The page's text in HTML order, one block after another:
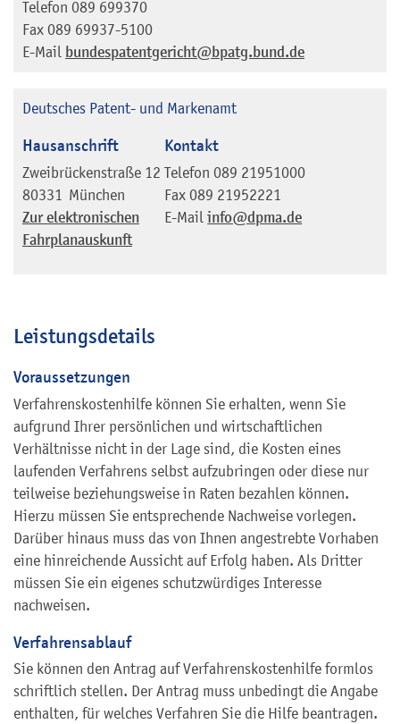
Telefon 089 699370
Fax 089 69937-5100
E-Mail bundespatentgericht@bpatg.bund.de
Deutsches Patent- und Markenamt
Hausanschrift
Zweibrückenstraße 12
80331 München
Zur elektronischen
Fahrplanauskunft
Kontakt
Telefon 089 21951000
Fax 089 21952221
E-Mail info@dpma.de
Leistungsdetails
Voraussetzungen
Verfahrenskostenhilfe können Sie erhalten, wenn Sie
aufgrund Ihrer persönlichen und wirtschaftlichen
Verhältnisse nicht in der Lage sind, die Kosten eines
laufenden Verfahrens selbst aufzubringen oder diese nur
teilweise beziehungsweise in Raten bezahlen können.
Hierzu müssen Sie entsprechende Nachweise vorlegen.
Darüber hinaus muss das von Ihnen angestrebte Vorhaben
eine hinreichende Aussicht auf Erfolg haben. Als Dritter
müssen Sie ein eigenes schutzwürdiges Interesse
nachweisen.
Verfahrensablauf
Sie können den Antrag auf Verfahrenskostenhilfe formlos
schriftlich stellen. Der Antrag muss unbedingt die Angabe
enthalten, für welches Verfahren Sie die Hilfe beantragen.